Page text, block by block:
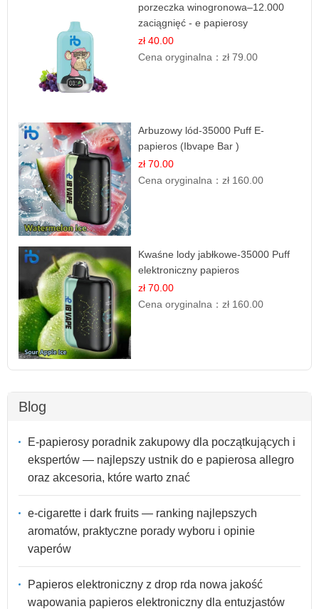
porzeczka winogronowa–12.000
zaciągnięć - e papierosy
zł 40.00
Cena oryginalna：zł 79.00
Arbuzowy lód-35000 Puff E-
papieros (Ibvape Bar )
zł 70.00
Cena oryginalna：zł 160.00
Kwaśne lody jabłkowe-35000 Puff
elektroniczny papieros
zł 70.00
Cena oryginalna：zł 160.00
Blog
E-papierosy poradnik zakupowy dla początkujących i
ekspertów — najlepszy ustnik do e papierosa allegro
oraz akcesoria, które warto znać
e-cigarette i dark fruits — ranking najlepszych
aromatów, praktyczne porady wyboru i opinie
vaperów
Papieros elektroniczny z drop rda nowa jakość
wapowania papieros elektroniczny dla entuzjastów